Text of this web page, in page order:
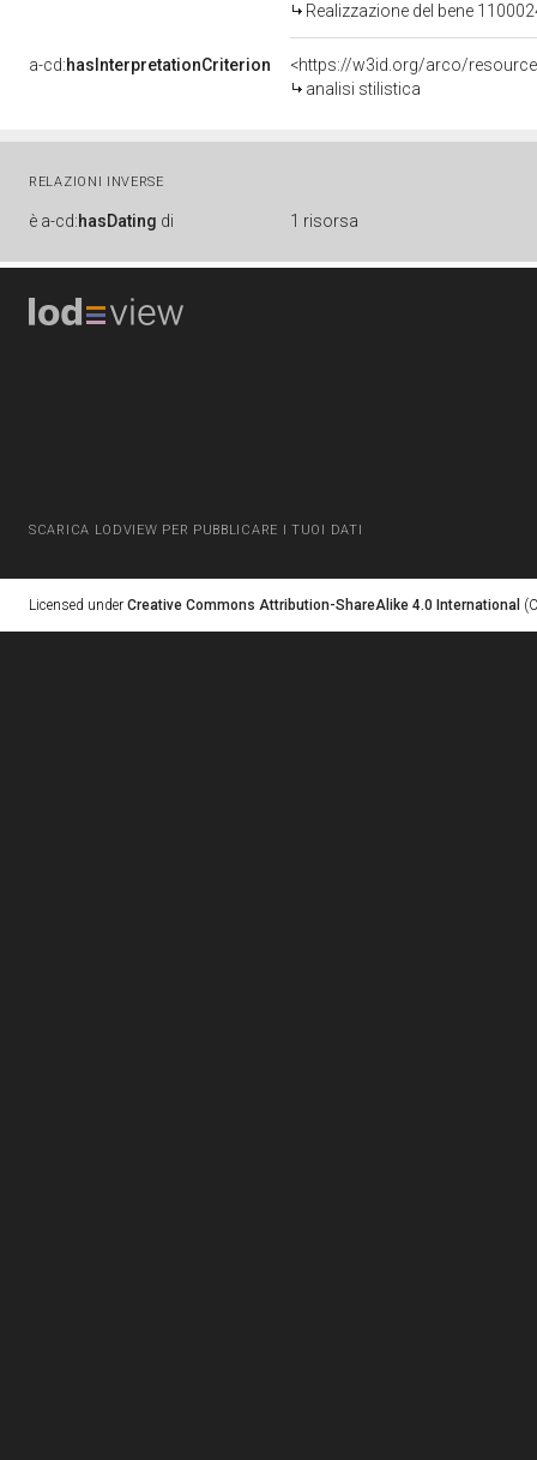
Realizzazione del bene
a-cd:hasInterpretationCriterion
<https://w3id.org/arco/
analisi stilistica
RELAZIONI INVERSE
è a-cd:hasDating di 1 risorsa
SCARICA LODVIEW PER PUBBLICARE I TUOI DATI
Licensed under Creative Commons Attribution-ShareAlike 4.0 International